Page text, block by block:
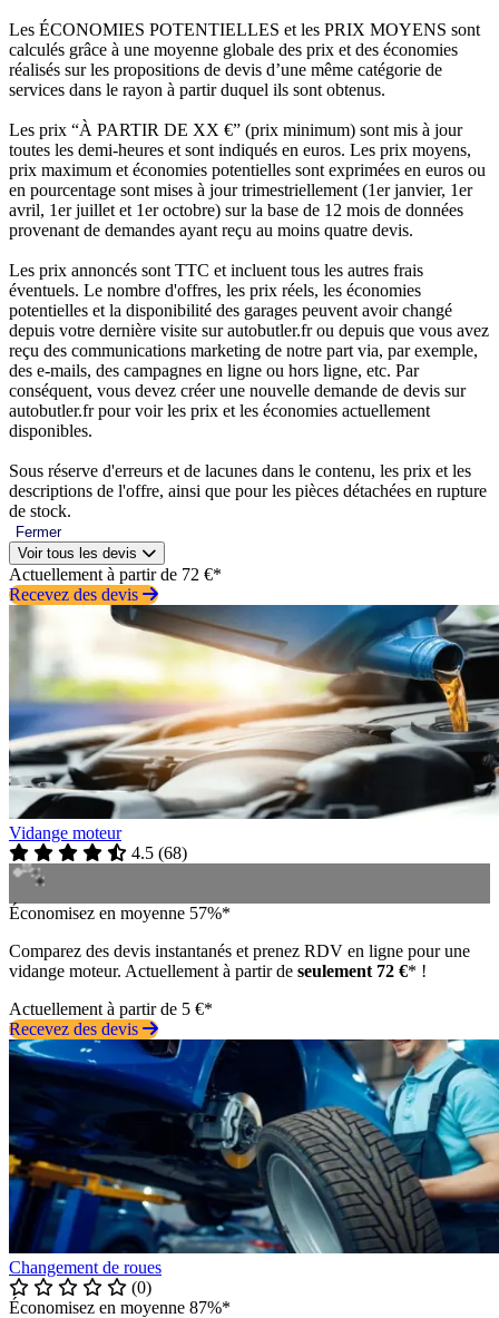
Les ÉCONOMIES POTENTIELLES et les PRIX MOYENS sont
calculés grâce à une moyenne globale des prix et des économies
réalisés sur les propositions de devis d’une même catégorie de
services dans le rayon à partir duquel ils sont obtenus.
Les prix “À PARTIR DE XX €” (prix minimum) sont mis à jour
toutes les demi-heures et sont indiqués en euros. Les prix moyens,
prix maximum et économies potentielles sont exprimées en euros ou
en pourcentage sont mises à jour trimestriellement (1er janvier, 1er
avril, 1er juillet et 1er octobre) sur la base de 12 mois de données
provenant de demandes ayant reçu au moins quatre devis.
Les prix annoncés sont TTC et incluent tous les autres frais
éventuels. Le nombre d'offres, les prix réels, les économies
potentielles et la disponibilité des garages peuvent avoir changé
depuis votre dernière visite sur autobutler.fr ou depuis que vous avez
reçu des communications marketing de notre part via, par exemple,
des e-mails, des campagnes en ligne ou hors ligne, etc. Par
conséquent, vous devez créer une nouvelle demande de devis sur
autobutler.fr pour voir les prix et les économies actuellement
disponibles.
Sous réserve d'erreurs et de lacunes dans le contenu, les prix et les
descriptions de l'offre, ainsi que pour les pièces détachées en rupture
de stock.
Fermer
Voir tous les devis
Actuellement à partir de 72 €*
Recevez des devis
Vidange moteur
4.5 (68)
Économisez en moyenne 57%*
Comparez des devis instantanés et prenez RDV en ligne pour une
vidange moteur. Actuellement à partir de seulement 72 €* !
Actuellement à partir de 5 €*
Recevez des devis
Changement de roues
(0)
Économisez en moyenne 87%*